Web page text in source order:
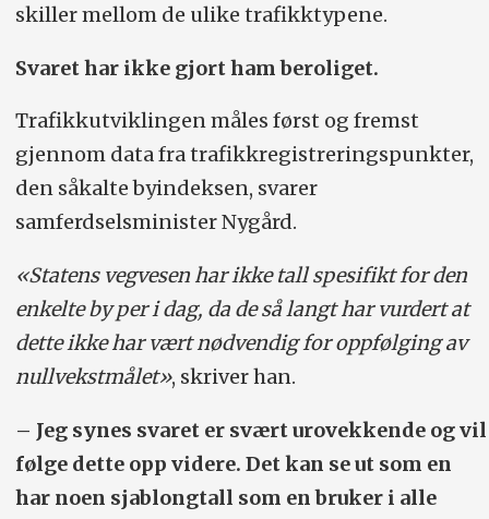
skiller mellom de ulike trafikktypene.
Svaret har ikke gjort ham beroliget.
Trafikkutviklingen måles først og fremst
gjennom data fra trafikkregistreringspunkter,
den såkalte byindeksen, svarer
samferdselsminister Nygård.
«Statens vegvesen har ikke tall spesifikt for den
enkelte by per i dag, da de så langt har vurdert at
dette ikke har vært nødvendig for oppfølging av
nullvekstmålet», skriver han.
– Jeg synes svaret er svært urovekkende og vil
følge dette opp videre. Det kan se ut som en
har noen sjablongtall som en bruker i alle